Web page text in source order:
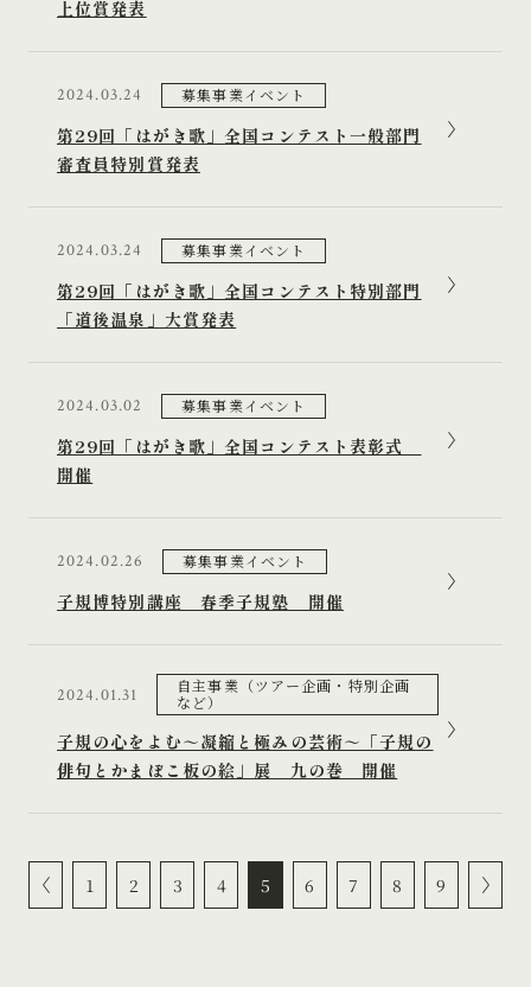
上位賞発表
2024.03.24 募集事業イベント
第29回「はがき歌」全国コンテスト一般部門
審査員特別賞発表
2024.03.24 募集事業イベント
第29回「はがき歌」全国コンテスト特別部門
「道後温泉」大賞発表
2024.03.02 募集事業イベント
第29回「はがき歌」全国コンテスト表彰式
開催
2024.02.26 募集事業イベント
子規博特別講座 春季子規塾 開催
2024.01.31
自主事業（ツアー企画・特別企画
など）
子規の心をよむ～凝縮と極みの芸術～「子規の
俳句とかまぼこ板の絵」展 九の巻 開催
1 2 3 4 5 6 7 8 9